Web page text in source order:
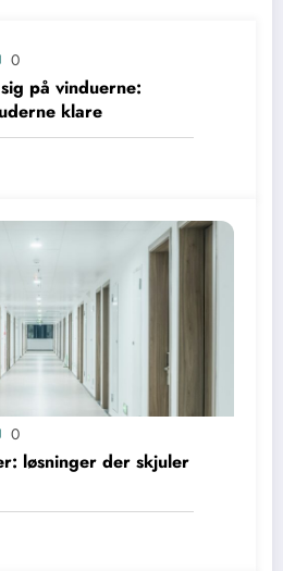
0
på vinduerne:
klare
0
løsninger der skjuler